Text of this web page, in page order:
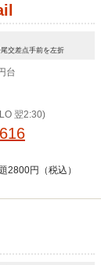
交差点手前を左折
台
翌2:30)
2800円（税込）